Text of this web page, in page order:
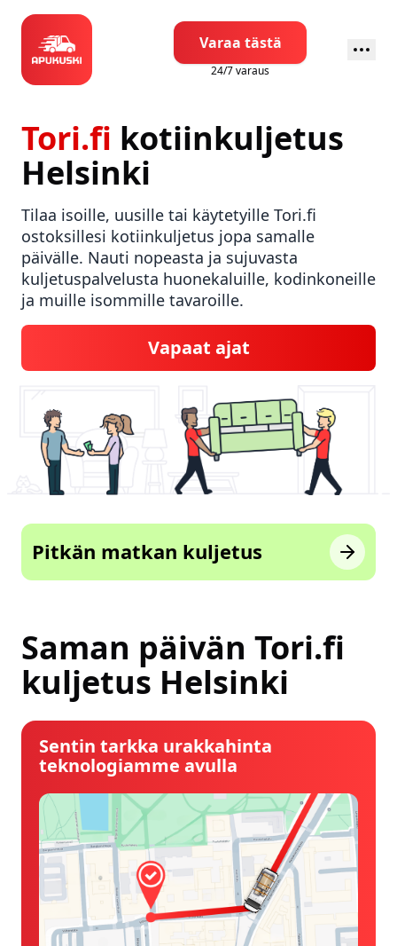
Varaa tästä
24/7 varaus
Tori.fi kotiinkuljetus
Helsinki
Tilaa isoille, uusille tai käytetyille Tori.fi
ostoksillesi kotiinkuljetus jopa samalle
päivälle. Nauti nopeasta ja sujuvasta
kuljetuspalvelusta huonekaluille, kodinkoneille
ja muille isommille tavaroille.
Vapaat ajat
Pitkän matkan kuljetus
Saman päivän Tori.fi
kuljetus Helsinki
Sentin tarkka urakkahinta
teknologiamme avulla